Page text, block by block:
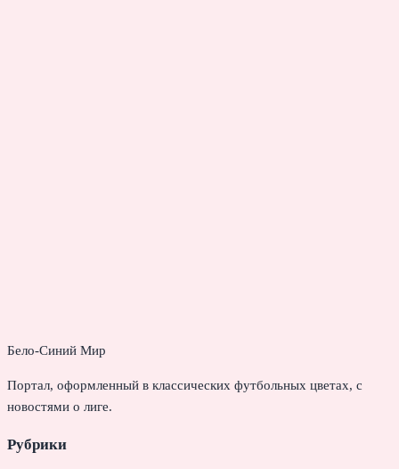
Бело-Синий Мир
Портал, оформленный в классических футбольных цветах, с
новостями о лиге.
Рубрики